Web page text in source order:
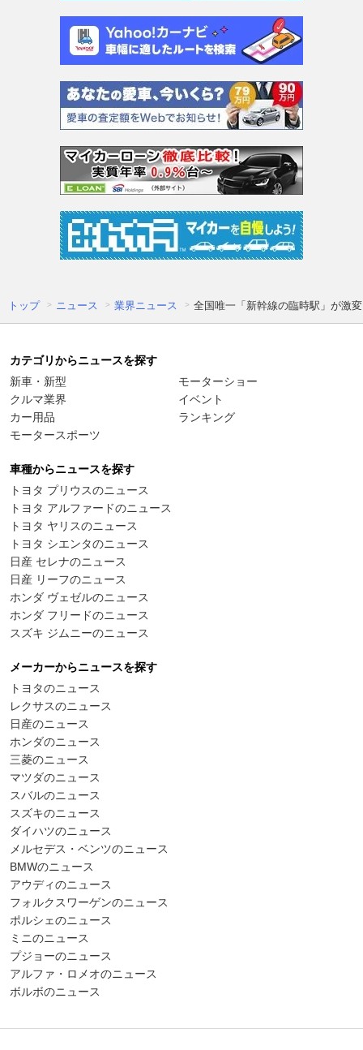
トップ ニュース 業界ニュース 全国唯一「新幹線の臨時駅」が激
カテゴリからニュースを探す
新車・新型
クルマ業界
カー用品
モータースポーツ
モーターショー
イベント
ランキング
車種からニュースを探す
トヨタ プリウスのニュース
トヨタ アルファードのニュース
トヨタ ヤリスのニュース
トヨタ シエンタのニュース
日産 セレナのニュース
日産 リーフのニュース
ホンダ ヴェゼルのニュース
ホンダ フリードのニュース
スズキ ジムニーのニュース
メーカーからニュースを探す
トヨタのニュース
レクサスのニュース
日産のニュース
ホンダのニュース
三菱のニュース
マツダのニュース
スバルのニュース
スズキのニュース
ダイハツのニュース
メルセデス・ベンツのニュース
BMWのニュース
アウディのニュース
フォルクスワーゲンのニュース
ポルシェのニュース
ミニのニュース
プジョーのニュース
アルファ・ロメオのニュース
ボルボのニュース